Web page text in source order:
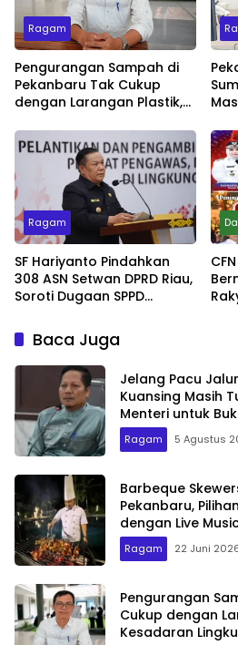
Ragam
Pengurangan Sampah di
Pekanbaru Tak Cukup
dengan Larangan Plastik,
Jadi Penentu
Ragam
SF Hariyanto Pindahkan
308 ASN Setwan DPRD Riau,
Soroti Dugaan SPPD
Baca Juga
Jelang Pacu
Kuansing Masih
Menteri untuk
Ragam 5 Agustus
Barbeque
Pekanbaru,
dengan Live
Ragam 22 Juni
Pengurangan
Cukup dengan
Kesadaran